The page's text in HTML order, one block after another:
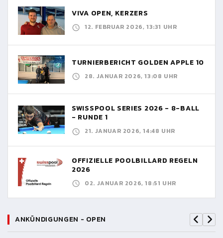
VIVA OPEN, KERZERS
12. FEBRUAR 2026, 13:31 UHR
TURNIERBERICHT GOLDEN APPLE 10
28. JANUAR 2026, 13:08 UHR
SWISSPOOL SERIES 2026 - 8-BALL
- RUNDE 1
21. JANUAR 2026, 14:48 UHR
OFFIZIELLE POOLBILLARD REGELN
2026
02. JANUAR 2026, 18:51 UHR
ANKÜNDIGUNGEN - OPEN